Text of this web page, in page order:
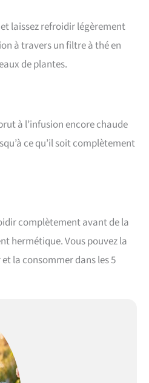
laissez refroidir légèrement
à travers un filtre à thé en
de plantes.
à l’infusion encore chaude
ce qu’il soit complètement
complètement avant de la
hermétique. Vous pouvez la
la consommer dans les 5